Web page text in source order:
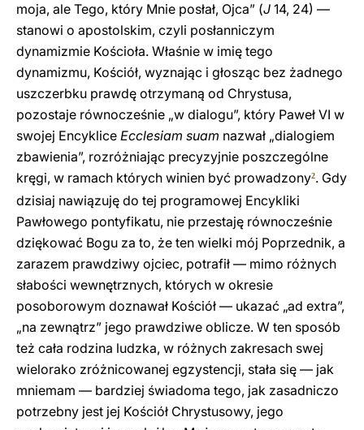
moja, ale Tego, który Mnie posłał, Ojca” (J 14, 24) —
stanowi o apostolskim, czyli posłanniczym
dynamizmie Kościoła. Właśnie w imię tego
dynamizmu, Kościół, wyznając i głosząc bez żadnego
uszczerbku prawdę otrzymaną od Chrystusa,
pozostaje równocześnie „w dialogu”, który Paweł VI w
swojej Encyklice Ecclesiam suam nazwał „dialogiem
zbawienia”, rozróżniając precyzyjnie poszczególne
kręgi, w ramach których winien być prowadzony2. Gdy
dzisiaj nawiązuję do tej programowej Encykliki
Pawłowego pontyfikatu, nie przestaję równocześnie
dziękować Bogu za to, że ten wielki mój Poprzednik, a
zarazem prawdziwy ojciec, potrafił — mimo różnych
słabości wewnętrznych, których w okresie
posoborowym doznawał Kościół — ukazać „ad extra”,
„na zewnątrz” jego prawdziwe oblicze. W ten sposób
też cała rodzina ludzka, w różnych zakresach swej
wielorako zróżnicowanej egzystencji, stała się — jak
mniemam — bardziej świadoma tego, jak zasadniczo
potrzebny jest jej Kościół Chrystusowy, jego